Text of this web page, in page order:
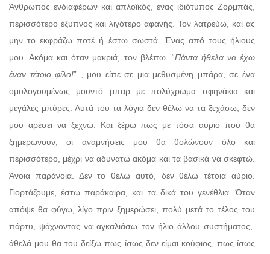
Άνθρωπος ενδιαφέρων και απλοϊκός, ένας ιδιότυπος Ζορμπάς,
περισσότερο έξυπνος και λιγότερο αφανής. Τον λατρεύω, και ας
μην το εκφράζω ποτέ ή έστω σωστά. Ένας από τους ήλιους
μου. Ακόμα και όταν μακριά, τον βλέπω. “Πάντα ήθελα να έχω
έναν τέτοιο φίλο!” , μου είπε σε μια μεθυσμένη μπάρα, σε ένα
ομολογουμένως μουντό μπαρ με πολύχρωμα σφηνάκια και
μεγάλες μπύρες. Αυτά του τα λόγια δεν θέλω να τα ξεχάσω, δεν
μου αρέσει να ξεχνώ. Και ξέρω πως με τόσα αύριο που θα
ξημερώνουν, οι αναμνήσεις μου θα θολώνουν όλο και
περισσότερο, μέχρι να αδυνατώ ακόμα και τα βασικά να σκεφτώ.
Άνοια παράνοια. Δεν το θέλω αυτό, δεν θέλω τέτοια αύριο.
Γιορτάζουμε, έστω παράκαιρα, και τα δικά του γενέθλια. Όταν
απόψε θα φύγω, λίγο πριν ξημερώσει, πολύ μετά το τέλος του
πάρτυ, ψάχνοντας να αγκαλιάσω τον ήλιο άλλου συστήματος,
άθελά μου θα του δείξω πως ίσως δεν είμαι κούφιος, πως ίσως